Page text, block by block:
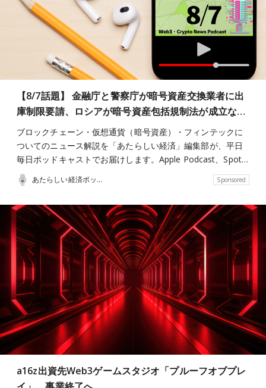
【8/7話題】 金融庁と警察庁が暗号資産交換業者に出
庫制限要請、ロシアが暗号資産包括規制法が成立な…
ブロックチェーン・仮想通貨（暗号資産）・フィンテックに
ついてのニュース解説を「あたらしい経済」編集部が、平日
毎日ポッドキャストでお届けします。Apple Podcast、Spot…
あたらしい経済ポッドキャスト Sponsored
a16z出資先Web3ゲームスタジオ「プルーフオブプレ